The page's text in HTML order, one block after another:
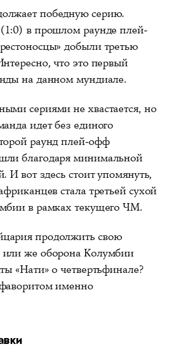
победную серию.
в прошлом раунде плей-
добыли третью
что это первый
на данном мундиале.
сериями не хвастается, но
идет без единого
раунд плей-офф
благодаря минимальной
И вот здесь стоит упомянуть,
стала третьей сухой
в рамках текущего ЧМ.
продолжить свою
же оборона Колумбии
«Нати» о четвертьфинале?
именно